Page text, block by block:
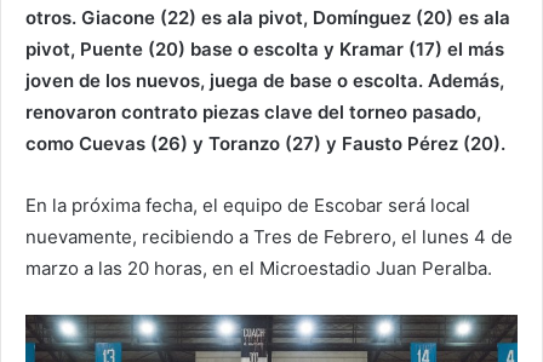
otros. Giacone (22) es ala pivot, Domínguez (20) es ala
pivot, Puente (20) base o escolta y Kramar (17) el más
joven de los nuevos, juega de base o escolta. Además,
renovaron contrato piezas clave del torneo pasado,
como Cuevas (26) y Toranzo (27) y Fausto Pérez (20).
En la próxima fecha, el equipo de Escobar será local
nuevamente, recibiendo a Tres de Febrero, el lunes 4 de
marzo a las 20 horas, en el Microestadio Juan Peralba.